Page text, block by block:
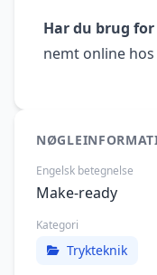
Har du brug
nemt online hos
Engelsk betegnelse
Make-ready
Kategori
Trykteknik